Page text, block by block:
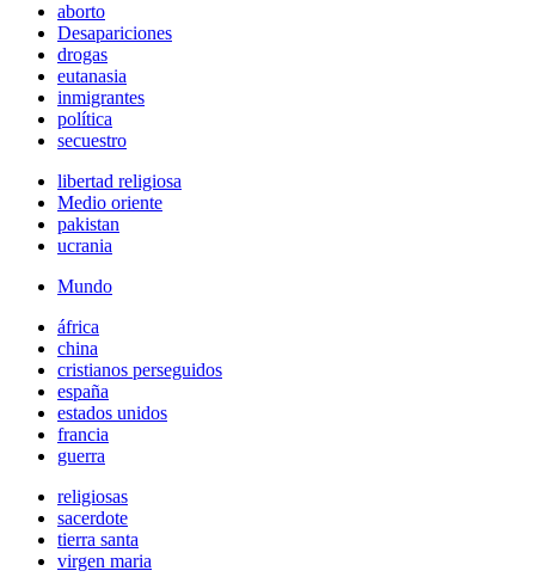
aborto
Desapariciones
drogas
eutanasia
inmigrantes
política
secuestro
libertad religiosa
Medio oriente
pakistan
ucrania
Mundo
áfrica
china
cristianos perseguidos
españa
estados unidos
francia
guerra
religiosas
sacerdote
tierra santa
virgen maria